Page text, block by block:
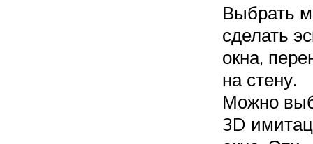
Выбрать
сделать
окна,
на стену.
Можно
3D